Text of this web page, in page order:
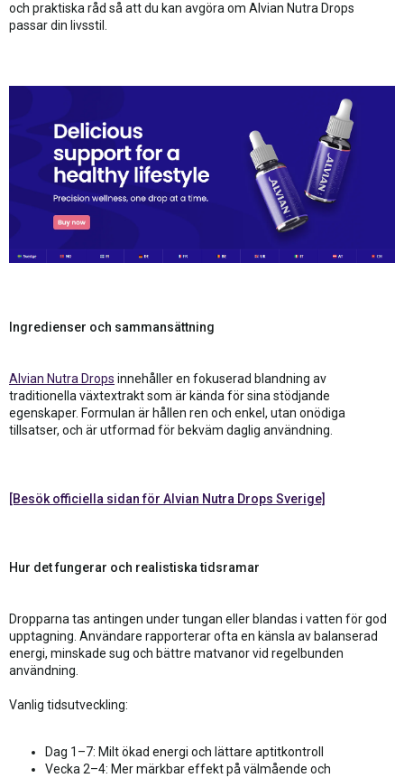
och praktiska råd så att du kan avgöra om Alvian Nutra Drops
passar din livsstil.
Ingredienser och sammansättning
Alvian Nutra Drops innehåller en fokuserad blandning av
traditionella växtextrakt som är kända för sina stödjande
egenskaper. Formulan är hållen ren och enkel, utan onödiga
tillsatser, och är utformad för bekväm daglig användning.
[Besök officiella sidan för Alvian Nutra Drops Sverige]
Hur det fungerar och realistiska tidsramar
Dropparna tas antingen under tungan eller blandas i vatten för god
upptagning. Användare rapporterar ofta en känsla av balanserad
energi, minskade sug och bättre matvanor vid regelbunden
användning.
Vanlig tidsutveckling:
Dag 1–7: Milt ökad energi och lättare aptitkontroll
Vecka 2–4: Mer märkbar effekt på välmående och